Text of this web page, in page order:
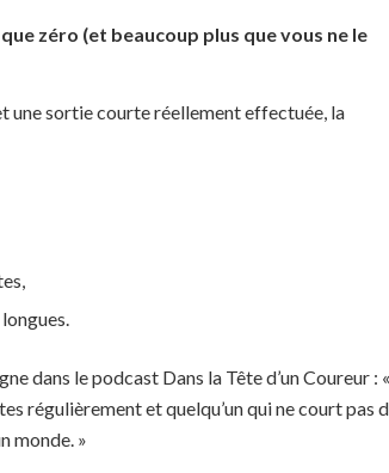
zéro (et beaucoup plus que vous ne le
une sortie courte réellement effectuée, la
dans le podcast Dans la Tête d’un Coureur : «
régulièrement et quelqu’un qui ne court pas
monde. »